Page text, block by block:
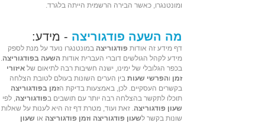
ומונטנגרו, כאשר הבירה הרשמית הייתה בלגרד.
מה השעה פודגוריצה - מידע:
דף מידע זה אודות פודגוריצה במונטנגרו נועד על מנת לספק
מידע לקהל הגולשים דוברי העברית אודות השעה בפודגוריצה.
בכפר הגלובלי של ימינו, ישנה חשיבות רבה לתיאום של איזורי
זמן והפרשי שעות בין הערים השונות בעולם לטובת הצלחה
בקשרים העסקיים. לכן, באמצעות בדיקת הזמן בפודגוריצה
תוכלו לתקשר בהצלחה רבה יותר עם תושבים בפודגוריצה, לפי
שעון פודגוריצה. זאת ועוד, מטרת דף זה היא לענות על שאלות
שונות בקשר לשעון פודגוריצה וזמן פודגוריצה או שעון